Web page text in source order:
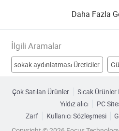
Daha Fazla
İlgili Aramalar
sokak aydınlatması Üreticiler
sokak lambası ürünleri Üreticiler
Çok Satılan Ürünler Sıcak Ürünler
Yıldız alıcı
PC
Zarf
Kullanıcı Sözleşmesi